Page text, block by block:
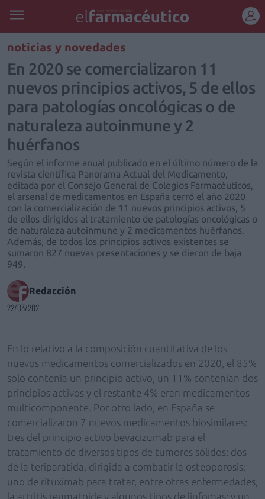
REGÍSTRATE
noticias y novedades
En 2020 se comercializaron 11
nuevos principios activos, 5 de ellos
para patologías oncológicas o de
naturaleza autoinmune y 2
huérfanos
Según el informe anual publicado en el último número de la
revista científica Panorama Actual del Medicamento,
editada por el Consejo General de Colegios Farmacéuticos,
el arsenal de medicamentos en España cerró el año 2020
con la comercialización de 11 nuevos principios activos, 5
de ellos dirigidos al tratamiento de patologías oncológicas o
de naturaleza autoinmune y 2 medicamentos huérfanos.
Además, de todos los principios activos existentes se
sumaron 827 nuevas presentaciones y se dieron de baja
949.
Redacción
22/03/2021
En lo relativo a la composición cuantitativa de los
nuevos medicamentos comercializados en 2020, el 85%
solo contenía un principio activo, un 11% contenían dos
principios activos y el restante 4% eran medicamentos
multicomponente. Por otro lado, en España se
comercializaron 7 nuevos medicamentos biosimilares:
tres del principio activo bevacizumab para el
tratamiento de diversos tipos de tumores sólidos: dos
de la teriparatida, dirigida a combatir la osteoporosis;
uno de rituximab para tratar, entre otras enfermedades,
la artritis reumatoide y algunos tipos de linfomas; y un